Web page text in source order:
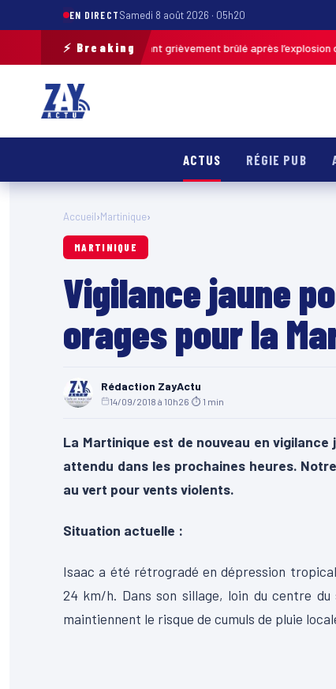
EN DIRECTSamedi 8 août 2026 · 05h20
⚡ Breaking
de-Calais : un enfant grièvement brûlé après l’explosion d’une
ACTUS RÉGIE PUB
Accueil›Martinique›
MARTINIQUE
Vigilance jaune
orages pour la
Rédaction ZayActu
14/09/2018 à 10h26 ⏱ 1 min
La Martinique est de nouveau en
attendu dans les prochaines heures.
au vert pour vents violents.
Situation actuelle :
Isaac a été rétrogradé en dépression
24 km/h. Dans son sillage, loin du centre
maintiennent le risque de cumuls de pluie